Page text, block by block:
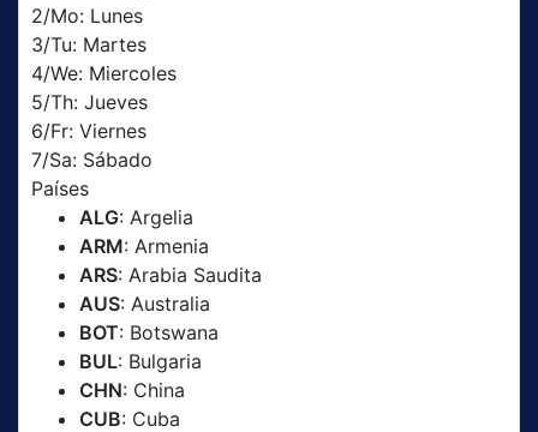
2/Mo: Lunes
3/Tu: Martes
4/We: Miercoles
5/Th: Jueves
6/Fr: Viernes
7/Sa: Sábado
Países
ALG: Argelia
ARM: Armenia
ARS: Arabia Saudita
AUS: Australia
BOT: Botswana
BUL: Bulgaria
CHN: China
CUB: Cuba